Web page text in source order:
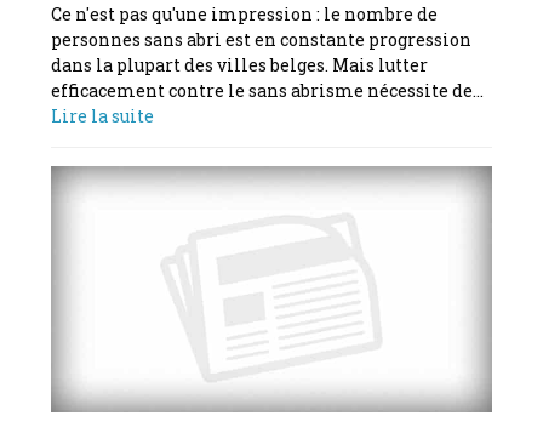
Ce n'est pas qu'une impression : le nombre de
personnes sans abri est en constante progression
dans la plupart des villes belges. Mais lutter
efficacement contre le sans abrisme nécessite de…
Lire la suite